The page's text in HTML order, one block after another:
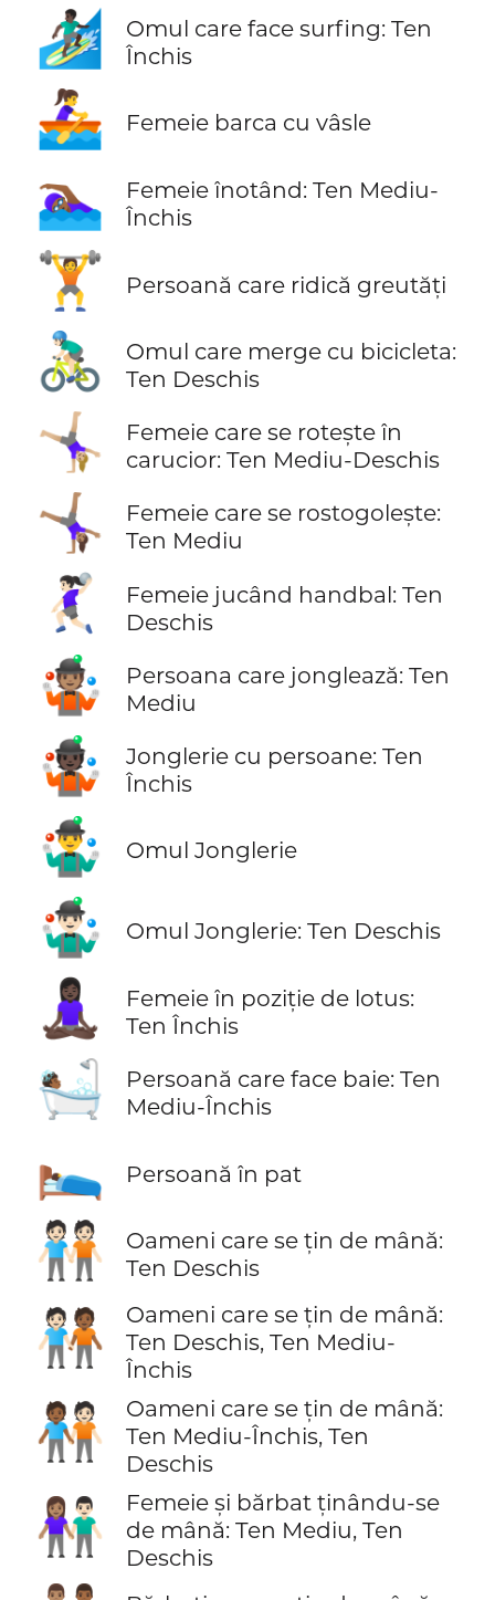
🏄🏿‍♂️
Omul care face surfing: Ten
Închis
🚣‍♀️ Femeie barca cu vâsle
🏊🏾‍♀️
Femeie înotând: Ten Mediu-
Închis
🏋️ Persoană care ridică greutăți
🚴🏻‍♂️
Omul care merge cu bicicleta:
Ten Deschis
🤸🏼‍♀️
Femeie care se rotește în
carucior: Ten Mediu-Deschis
🤸🏽‍♀️
Femeie care se rostogolește:
Ten Mediu
🤾🏻‍♀️
Femeie jucând handbal: Ten
Deschis
🤹🏽
Persoana care jonglează: Ten
Mediu
🤹🏿
Jonglerie cu persoane: Ten
Închis
🤹‍♂️ Omul Jonglerie
🤹🏻‍♂️ Omul Jonglerie: Ten Deschis
🧘🏿‍♀️
Femeie în poziție de lotus:
Ten Închis
🛀🏾
Persoană care face baie: Ten
Mediu-Închis
🛌 Persoană în pat
🧑🏻‍🤝‍🧑🏻
Oameni care se țin de mână:
Ten Deschis
🧑🏻‍🤝‍🧑🏾
Oameni care se țin de mână:
Ten Deschis, Ten Mediu-
Închis
🧑🏾‍🤝‍🧑🏻
Oameni care se țin de mână:
Ten Mediu-Închis, Ten
Deschis
👩🏽‍🤝‍👨🏻
Femeie și bărbat ținându-se
de mână: Ten Mediu, Ten
Deschis